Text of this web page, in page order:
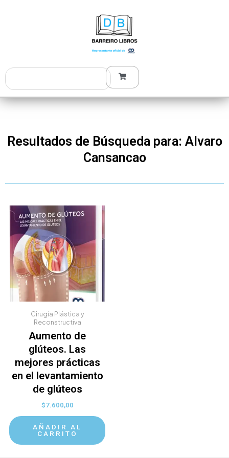
Search
Resultados de Búsqueda para: Alvaro
Cansancao
Cirugía Plástica y
Reconstructiva
Aumento de
glúteos. Las
mejores prácticas
en el levantamiento
de glúteos
$7.600,00
AÑADIR AL
CARRITO